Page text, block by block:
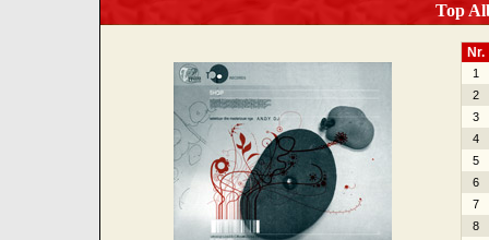
Top
Nr.
1
2
3
4
5
6
7
8